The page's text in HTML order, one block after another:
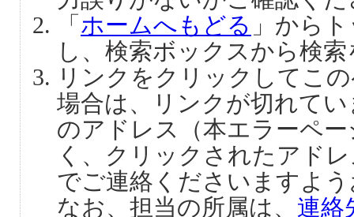
「 ホームへもどる 」から
し、検索ボックスから検
リンクをクリックしてこ
場合は、リンクが切れて
のアドレス（本エラーペ
く、クリックされたアド
でご連絡くださいますよ
なお、担当の所属は、 連絡